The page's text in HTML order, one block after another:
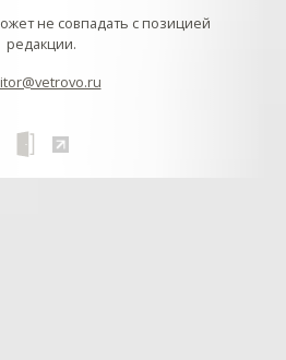
не совпадать с позицией
редакции.